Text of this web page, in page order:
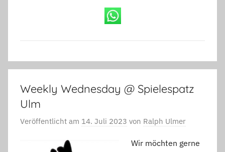
Weekly Wednesday @ Spielespatz
Ulm
Veröffentlicht am 14. Juli 2023 von Ralph Ulmer
Wir möchten gerne